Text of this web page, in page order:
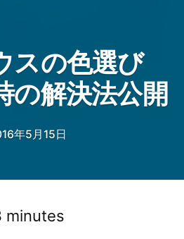
スの色選び
の解決法公開
年5月15日
minutes